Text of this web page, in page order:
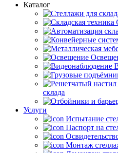
Каталог
склада
Услуги
Испытание
Паспорт на
Монтаж